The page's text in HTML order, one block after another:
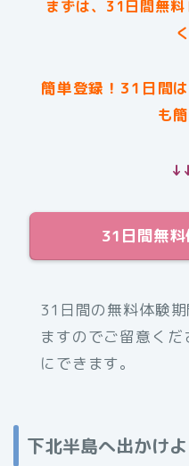
まずは、31日間無
簡単登録！31日間
も
31日間無
31日間の無料体験
ますのでご留意く
にできます。
下北半島へ出かけよ